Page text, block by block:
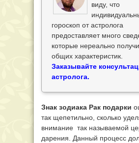
виду, что
гороскоп от астролога
предоставляет много
которые нереально
общих характеристик.
Заказывайте
астролога.
Знак зодиака Рак подарки
так щепетильно, сколько
внимание так называемой
дарения. Данный процесс